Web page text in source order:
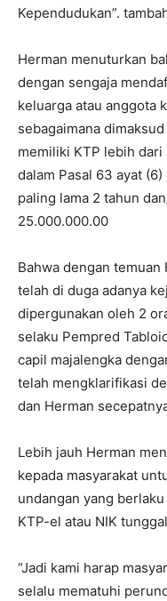
Kependudukan”.
Herman menuturkan
dengan sengaja
keluarga atau anggota
sebagaimana
memiliki KTP lebih dari
dalam Pasal 63 ayat
paling lama 2 tahun
25.000.000.00
Bahwa dengan
telah di duga adanya
dipergunakan oleh 2
selaku Pempred
capil majalengka
telah mengklarifikasi
dan Herman
Lebih jauh Herman
kepada masyarakat
undangan yang
KTP-el atau NIK
“Jadi kami harap
selalu mematuhi